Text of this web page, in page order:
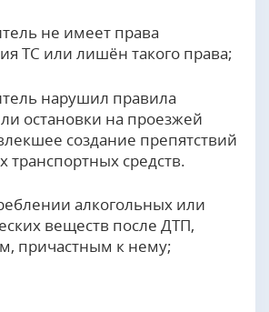
не имеет права
ТС или лишён такого права;
нарушил правила
остановки на проезжей
создание препятствий
транспортных средств.
алкогольных или
веществ после ДТП,
причастным к нему;